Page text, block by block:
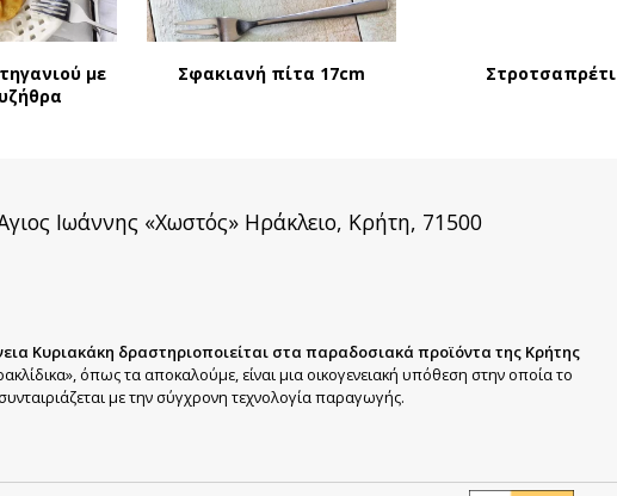
με
Σφακιανή πίτα 17cm Στροτσαπρέτι
Ιωάννης «Χωστός» Ηράκλειο, Κρήτη, 71500
Κυριακάκη δραστηριοποιείται στα παραδοσιακά προϊόντα της Κρήτης
όπως τα αποκαλούμε, είναι μια οικογενειακή υπόθεση στην οποία το
με την σύγχρονη τεχνολογία παραγωγής.